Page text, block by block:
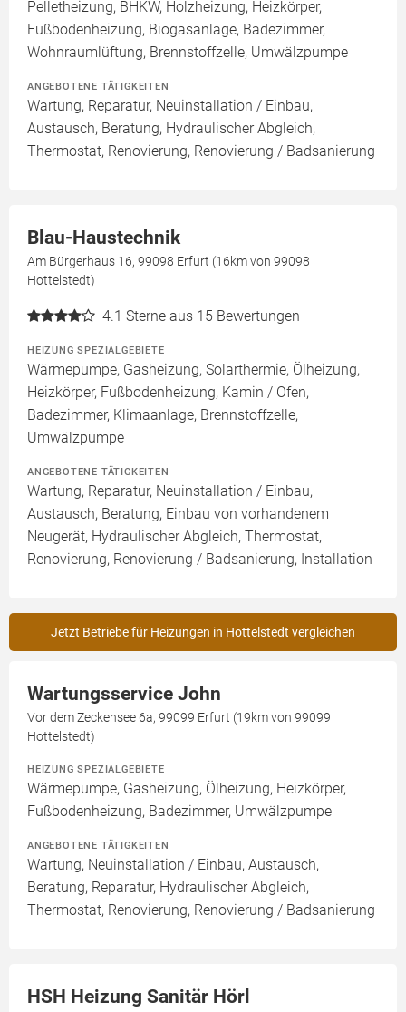
Pelletheizung, BHKW, Holzheizung, Heizkörper,
Fußbodenheizung, Biogasanlage, Badezimmer,
Wohnraumlüftung, Brennstoffzelle, Umwälzpumpe
ANGEBOTENE TÄTIGKEITEN
Wartung, Reparatur, Neuinstallation / Einbau,
Austausch, Beratung, Hydraulischer Abgleich,
Thermostat, Renovierung, Renovierung / Badsanierung
Blau-Haustechnik
Am Bürgerhaus 16, 99098 Erfurt (16km von 99098
Hottelstedt)
4.1 Sterne aus 15 Bewertungen
HEIZUNG SPEZIALGEBIETE
Wärmepumpe, Gasheizung, Solarthermie, Ölheizung,
Heizkörper, Fußbodenheizung, Kamin / Ofen,
Badezimmer, Klimaanlage, Brennstoffzelle,
Umwälzpumpe
ANGEBOTENE TÄTIGKEITEN
Wartung, Reparatur, Neuinstallation / Einbau,
Austausch, Beratung, Einbau von vorhandenem
Neugerät, Hydraulischer Abgleich, Thermostat,
Renovierung, Renovierung / Badsanierung, Installation
Jetzt Betriebe für Heizungen in Hottelstedt vergleichen
Wartungsservice John
Vor dem Zeckensee 6a, 99099 Erfurt (19km von 99099
Hottelstedt)
HEIZUNG SPEZIALGEBIETE
Wärmepumpe, Gasheizung, Ölheizung, Heizkörper,
Fußbodenheizung, Badezimmer, Umwälzpumpe
ANGEBOTENE TÄTIGKEITEN
Wartung, Neuinstallation / Einbau, Austausch,
Beratung, Reparatur, Hydraulischer Abgleich,
Thermostat, Renovierung, Renovierung / Badsanierung
HSH Heizung Sanitär Hörl